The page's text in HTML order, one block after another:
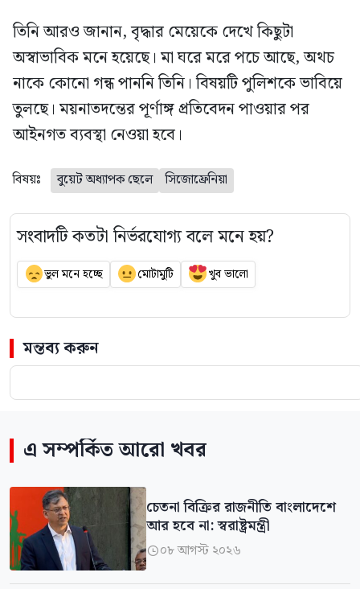
তিনি আরও জানান, বৃদ্ধার মেয়েকে দেখে কিছুটা
অস্বাভাবিক মনে হয়েছে। মা ঘরে মরে পচে আছে, অথচ
নাকে কোনো গন্ধ পাননি তিনি। বিষয়টি পুলিশকে ভাবিয়ে
তুলছে। ময়নাতদন্তের পূর্ণাঙ্গ প্রতিবেদন পাওয়ার পর
আইনগত ব্যবস্থা নেওয়া হবে।
বিষয়ঃ বুয়েট অধ্যাপক ছেলে সিজোফ্রেনিয়া
সংবাদটি কতটা নির্ভরযোগ্য বলে মনে হয়?
ভুল মনে হচ্ছে মোটামুটি খুব ভালো
মন্তব্য করুন
এ সম্পর্কিত আরো খবর
চেতনা বিক্রির রাজনীতি বাংলাদেশে
আর হবে না: স্বরাষ্ট্রমন্ত্রী
০৮ আগস্ট ২০২৬